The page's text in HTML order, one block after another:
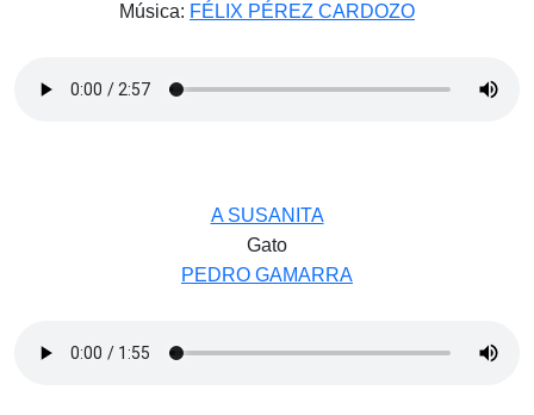
Música: FÉLIX PÉREZ CARDOZO
A SUSANITA
Gato
PEDRO GAMARRA